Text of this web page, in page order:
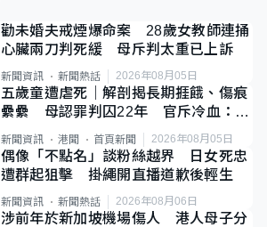
勸未婚夫戒煙爆命案 28歲女教師連捅
心臟兩刀判死緩 母斥判太重已上訴
新聞資訊 新聞熱話 2026年08月05日
五歲童遭虐死｜解剖揭長期捱餓、傷痕
纍纍 母認罪判囚22年 官斥冷血：同
類案最惡劣
新聞資訊 港聞 首頁新聞 2026年08月05日
偶像「不點名」談粉絲越界 日女死忠
遭群起狙擊 掛繩開直播道歉後輕生
新聞資訊 新聞熱話 2026年08月06日
涉前年於新加坡機場傷人 港人母子分